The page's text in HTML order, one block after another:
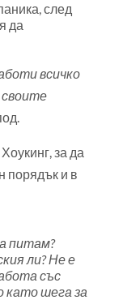
след
да
всичко
своите
за да
порядък и в
питам?
ли? Не е
със
като шега за